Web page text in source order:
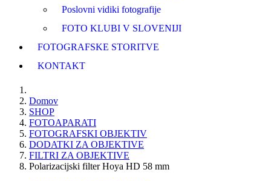
Poslovni vidiki fotografije
FOTO KLUBI V SLOVENIJI
FOTOGRAFSKE STORITVE
KONTAKT
Domov
SHOP
FOTOAPARATI
FOTOGRAFSKI OBJEKTIV
DODATKI ZA OBJEKTIVE
FILTRI ZA OBJEKTIVE
Polarizacijski filter Hoya HD 58 mm